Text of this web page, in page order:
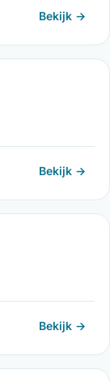
Bekijk →
Bekijk →
Bekijk →